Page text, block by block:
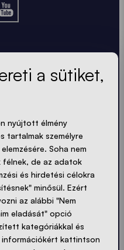
Rövid, ropogós és
LOADING -
a sütiket,
nyújtott élmény
tartalmak személyre
Soha nem
félnek, de az adatok
és hirdetési célokra
minősül. Ezért
az alábbi "Nem
eladását" opció
kategóriákkal és
kattintson